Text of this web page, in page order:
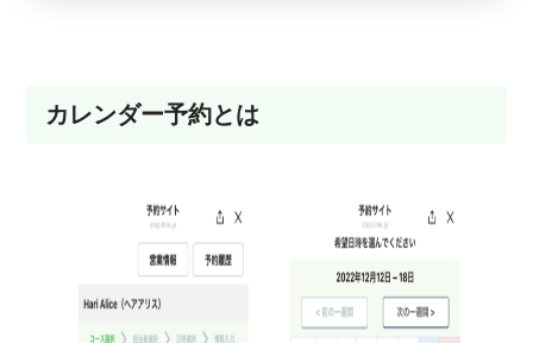
カレンダー予約とは